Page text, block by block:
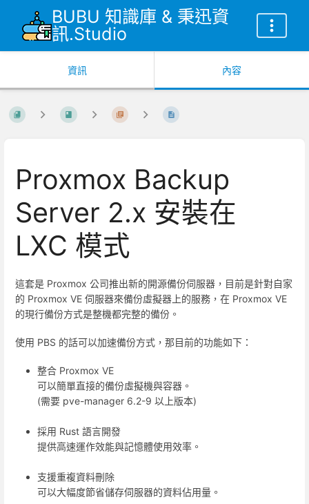
BUBU 知識庫 & 秉迅資
訊.Studio
資訊 內容
Proxmox Backup
Server 2.x 安裝在
LXC 模式
這套是 Proxmox 公司推出新的開源備份伺服器，目前是針對自家
的 Proxmox VE 伺服器來備份虛擬器上的服務，在 Proxmox VE
的現行備份方式是整機都完整的備份。
使用 PBS 的話可以加速備份方式，那目前的功能如下：
整合 Proxmox VE
可以簡單直接的備份虛擬機與容器。
(需要 pve-manager 6.2-9 以上版本)
採用 Rust 語言開發
提供高速運作效能與記憶體使用效率。
支援重複資料刪除
可以大幅度節省儲存伺服器的資料佔用量。